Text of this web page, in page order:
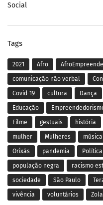
Social
Tags
2021 Afro
comunicação não verbal
Covid-19 cultura Dança
Educação
Filme gestuais história
mulher Mulheres música
Orixás pandemia Política
população negra racismo
sociedade São Paulo
vivência voluntários Zola